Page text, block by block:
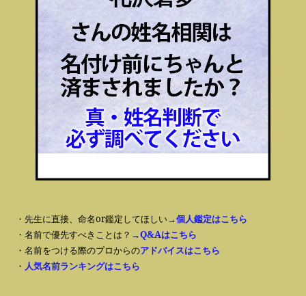
・先生に直接、命名or鑑定してほしい→個人鑑定はこちら
・名前で優先すべきことは？→Q&Aはこちら
・名前をつける際のプロからのアドバイスはこちら
・ 人気名前ランキングはこちら